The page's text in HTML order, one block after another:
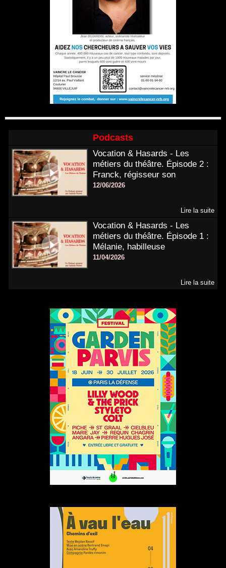
Podcasts
Vocation & Hasards - Les
métiers du théâtre. Épisode 2 :
Franck, régisseur son
12/06/2026
Lire la suite
Vocation & Hasards - Les
métiers du théâtre. Épisode 1 :
Mélanie, habilleuse
11/04/2026
Lire la suite